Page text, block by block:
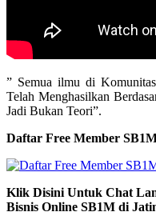
” Semua ilmu di
Telah Menghasilkan
Jadi Bukan Teori”.
Daftar Free Member
Klik Disini Untuk Chat
Bisnis Online SB1M di